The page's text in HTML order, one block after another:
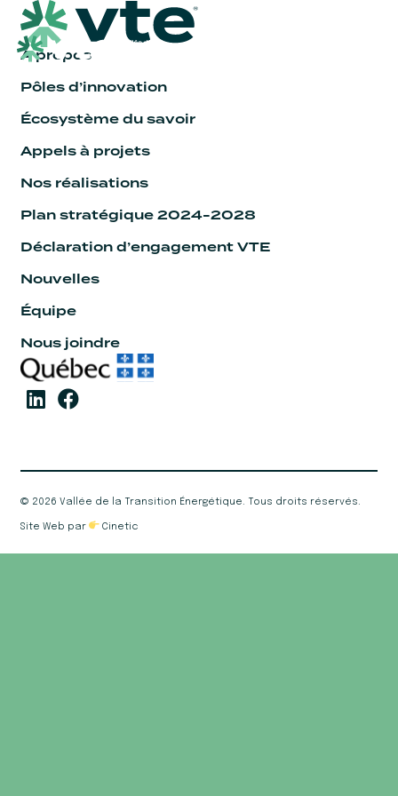
À propos
Pôles d’innovation
Écosystème du savoir
Appels à projets
Nos réalisations
Plan stratégique 2024-2028
Déclaration d’engagement VTE
Nouvelles
Équipe
Nous joindre
© 2026 Vallée de la Transition Énergétique. Tous droits réservés.
Site Web par Cinetic